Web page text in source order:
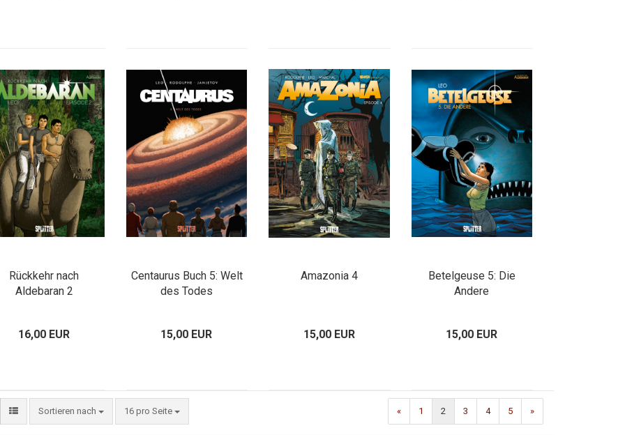
Rückkehr nach
Aldebaran 2
16,00 EUR
Centaurus Buch 5: Welt
des Todes
15,00 EUR
Amazonia 4
15,00 EUR
Betelgeuse 5: Die
Andere
15,00 EUR
Sortieren nach 16 pro Seite « 1 2 3 4 5 »